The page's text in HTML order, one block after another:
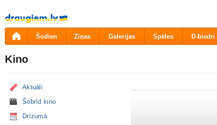
Pāriet
uz
saturu
Šodien Ziņas Galerijas Spēles D-biedri
Kino
Aktuāli
Šobrīd kino
Drīzumā